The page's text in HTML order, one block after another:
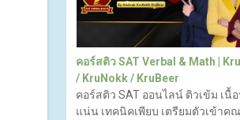
คอร์สติว SAT Verbal & Math |
/ KruNokk / KruBeer
คอร์สติว SAT ออนไลน์ ติวเข้ม เนื้
แน่น เทคนิคเพียบ เตรียมตัวเข้าค